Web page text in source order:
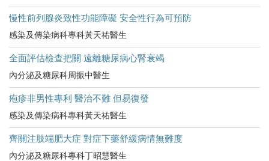
慢性前列腺炎致性功能障礙 安全性行為可預防
感染及傳染病科專科黃天祐醫生
全面評估檢查把關 遠離糖尿病心腎衰竭
內分泌及糖尿科周振中醫生
疱疹非男性專利 醫治不難 但易復發
感染及傳染病科專科黃天祐醫生
齊關注肢端肥大症 對症下藥舒緩病情無難度
內分泌及糖尿科專科丁昭慧醫生